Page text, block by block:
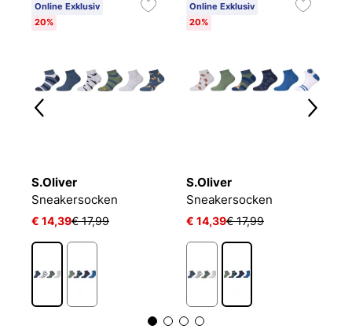
Online Exklusiv
20%
S.Oliver
Sneakersocken
€ 14,39€ 17,99
Online Exklusiv
20%
S.Oliver
Sneakersocken
€ 14,39€ 17,99